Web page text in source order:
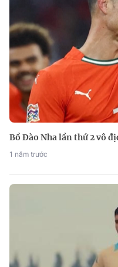
Bồ Đào Nha lần thứ 2 vô
1 năm trước